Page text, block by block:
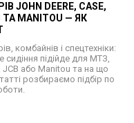
DEERE, CASE,
ТА MANITOU — ЯК
комбайнів і спецтехніки:
сидіння підійде для МТЗ,
JCB або Manitou та на що
розбираємо підбір по